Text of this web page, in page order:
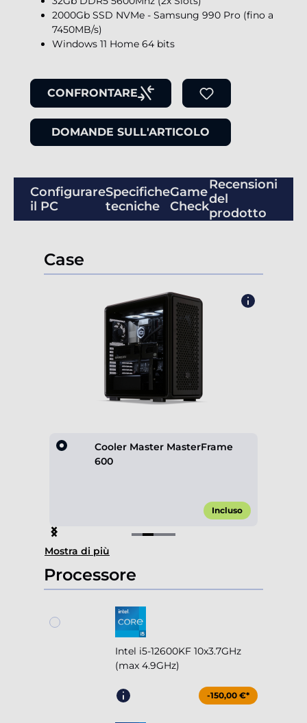
2000Gb SSD NVMe - Samsung 990 Pro (fino a
7450MB/s)
Windows 11 Home 64 bits
CONFRONTARE
DOMANDE SULL'ARTICOLO
Configurare
il PC
Specifiche
tecniche
Game
Check
Recensioni
del
prodotto
Case
Cooler Master MasterFrame
600
Incluso
Item
2
of
4
Mostra di più
Processore
Intel i5-12600KF 10x3.7GHz
(max 4.9GHz)
-150,00 €*